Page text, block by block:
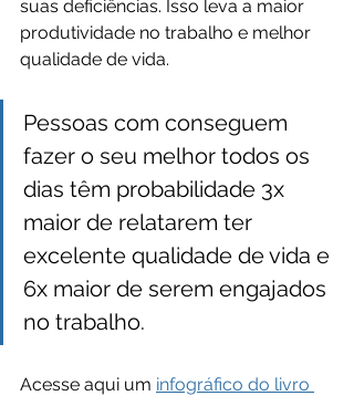
suas deficiências. Isso leva a maior
produtividade no trabalho e melhor
qualidade de vida.
Pessoas com conseguem
fazer o seu melhor todos os
dias têm probabilidade 3x
maior de relatarem ter
excelente qualidade de vida e
6x maior de serem engajados
no trabalho.
Acesse aqui um infográfico do livro